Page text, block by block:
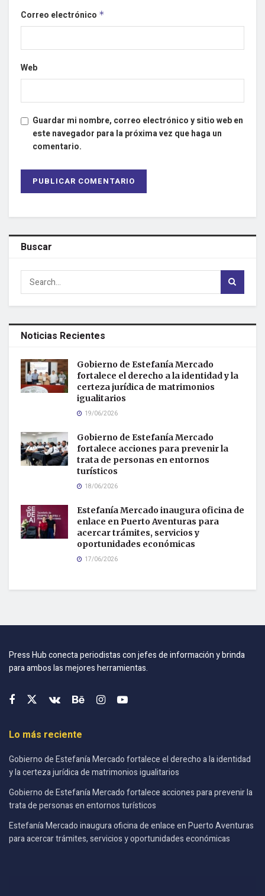
Correo electrónico *
Web
Guardar mi nombre, correo electrónico y sitio web en
este navegador para la próxima vez que haga un
comentario.
Buscar
Noticias Recientes
Gobierno de Estefanía Mercado
fortalece el derecho a la identidad y la
certeza jurídica de matrimonios
igualitarios
19/06/2026
Gobierno de Estefanía Mercado
fortalece acciones para prevenir la
trata de personas en entornos
turísticos
18/06/2026
Estefanía Mercado inaugura oficina de
enlace en Puerto Aventuras para
acercar trámites, servicios y
oportunidades económicas
17/06/2026
Press Hub conecta periodistas con jefes de información y brinda
para ambos las mejores herramientas.
Lo más reciente
Gobierno de Estefanía Mercado fortalece el derecho a la identidad
y la certeza jurídica de matrimonios igualitarios
Gobierno de Estefanía Mercado fortalece acciones para prevenir la
trata de personas en entornos turísticos
Estefanía Mercado inaugura oficina de enlace en Puerto Aventuras
para acercar trámites, servicios y oportunidades económicas